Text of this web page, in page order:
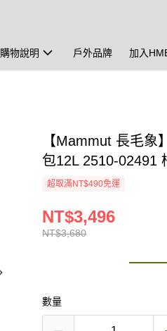
購物說明 戶外品牌 加入
【Mammut 長毛象
包12L 2510-02491
超取滿NT$490免運
NT$3,680
NT$3,496
數量